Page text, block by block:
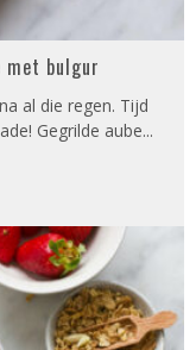
met bulgur
al die regen. Tijd
Gegrilde aube...